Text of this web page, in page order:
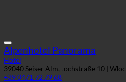
Alpenhotel Panorama
Hotel
39040 Seiser Alm, Jochstraße 10 |
+39 0471 72 79 68